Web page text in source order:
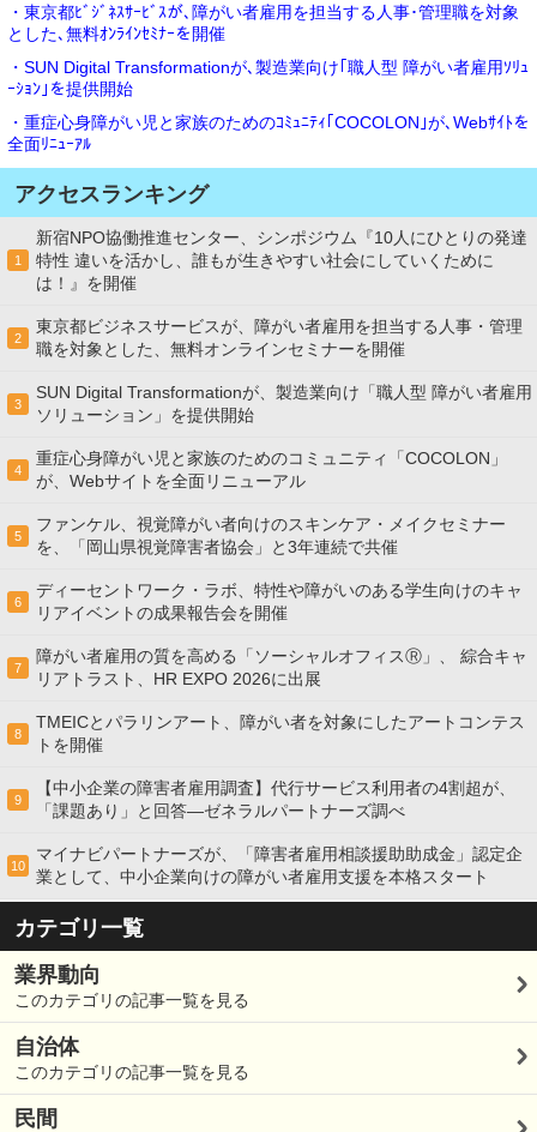
・東京都ﾋﾞｼﾞﾈｽｻｰﾋﾞｽが､障がい者雇用を担当する人事･管理職を対象
とした､無料ｵﾝﾗｲﾝｾﾐﾅｰを開催
・SUN Digital Transformationが､製造業向け｢職人型 障がい者雇用ｿﾘｭ
ｰｼｮﾝ｣を提供開始
・重症心身障がい児と家族のためのｺﾐｭﾆﾃｨ｢COCOLON｣が､Webｻｲﾄを
全面ﾘﾆｭｰｱﾙ
アクセスランキング
1
新宿NPO協働推進センター、シンポジウム『10人にひとりの発達
特性 違いを活かし、誰もが生きやすい社会にしていくために
は！』を開催
2
東京都ビジネスサービスが、障がい者雇用を担当する人事・管理
職を対象とした、無料オンラインセミナーを開催
3
SUN Digital Transformationが、製造業向け「職人型 障がい者雇用
ソリューション」を提供開始
4
重症心身障がい児と家族のためのコミュニティ「COCOLON」
が、Webサイトを全面リニューアル
5
ファンケル、視覚障がい者向けのスキンケア・メイクセミナー
を、「岡山県視覚障害者協会」と3年連続で共催
6
ディーセントワーク・ラボ、特性や障がいのある学生向けのキャ
リアイベントの成果報告会を開催
7
障がい者雇用の質を高める「ソーシャルオフィスⓇ」、 綜合キャ
リアトラスト、HR EXPO 2026に出展
8
TMEICとパラリンアート、障がい者を対象にしたアートコンテス
トを開催
9
【中小企業の障害者雇用調査】代行サービス利用者の4割超が、
「課題あり」と回答―ゼネラルパートナーズ調べ
10
マイナビパートナーズが、「障害者雇用相談援助助成金」認定企
業として、中小企業向けの障がい者雇用支援を本格スタート
カテゴリ一覧
業界動向
このカテゴリの記事一覧を見る
自治体
このカテゴリの記事一覧を見る
民間